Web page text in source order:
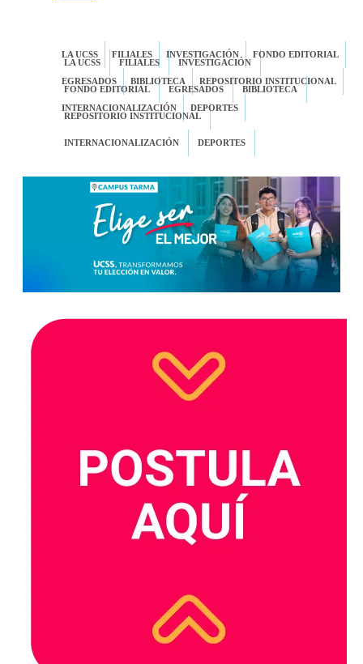
LA UCSS FILIALES INVESTIGACIÓN FONDO EDITORIAL
EGRESADOS BIBLIOTECA REPOSITORIO INSTITUCIONAL
INTERNACIONALIZACIÓN DEPORTES
LA UCSS FILIALES INVESTIGACIÓN
FONDO EDITORIAL EGRESADOS BIBLIOTECA
REPOSITORIO INSTITUCIONAL
INTERNACIONALIZACIÓN DEPORTES